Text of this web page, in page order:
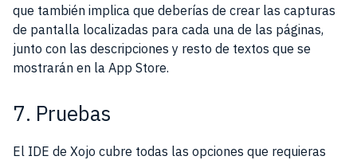
que también implica que deberías de crear las capturas
de pantalla localizadas para cada una de las páginas,
junto con las descripciones y resto de textos que se
mostrarán en la App Store.
7. Pruebas
El IDE de Xojo cubre todas las opciones que requieras